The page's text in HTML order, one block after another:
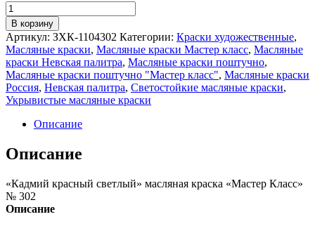
Количество
"Кадмий
красный
светлый"
масляная
краска
"Мастер
Класс"
№
В корзину
Артикул: ЗХК-1104302 Категории: Краски художественные,
Масляные краски, Масляные краски Мастер класс, Масляные
краски Невская палитра, Масляные краски поштучно,
Масляные краски поштучно "Мастер класс", Масляные краски
Россия, Невская палитра, Светостойкие масляные краски,
Укрывистые масляные краски
Описание
Описание
«Кадмий красный светлый» масляная краска «Мастер Класс»
№ 302
Описание